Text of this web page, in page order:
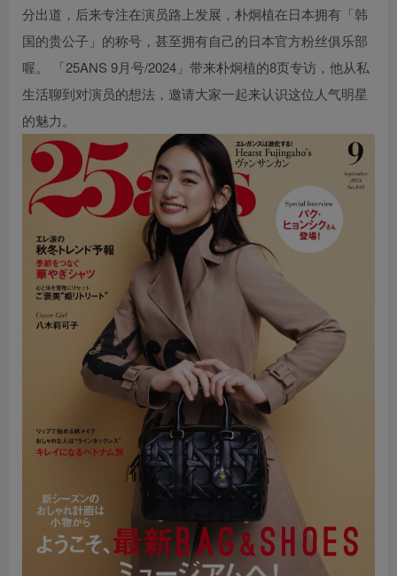
分出道，后来专注在演员路上发展，朴炯植在日本拥有「韩
国的贵公子」的称号，甚至拥有自己的日本官方粉丝俱乐部
喔。 「25ANS 9月号/2024」带来朴炯植的8页专访，他从私
生活聊到对演员的想法，邀请大家一起来认识这位人气明星
的魅力。